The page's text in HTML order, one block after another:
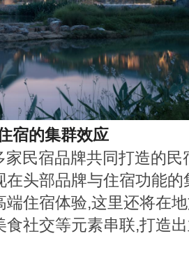
宿的集群效应
家民宿品牌共同打造的
在头部品牌与住宿功能
端住宿体验,这里还将在
食社交等元素串联,打造